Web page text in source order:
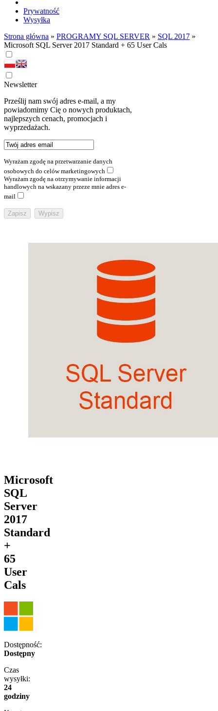
Prywatność
Wysyłka
Strona główna » PROGRAMY SQL SERVER » SQL 2017 »
Microsoft SQL Server 2017 Standard + 65 User Cals
Newsletter
Prześlij nam swój adres e-mail, a my
powiadomimy Cię o nowych produktach,
najlepszych cenach, promocjach i
wyprzedażach.
Wyrażam zgodę na przetwarzanie danych
osobowych do celów marketingowych
Wyrażam zgodę na otrzymywanie informacji
handlowych na wskazany przeze mnie adres e-
mail
Microsoft
SQL
Server
2017
Standard
+
65
User
Cals
Dostępność:
Dostępny
Czas
wysyłki:
24
godziny